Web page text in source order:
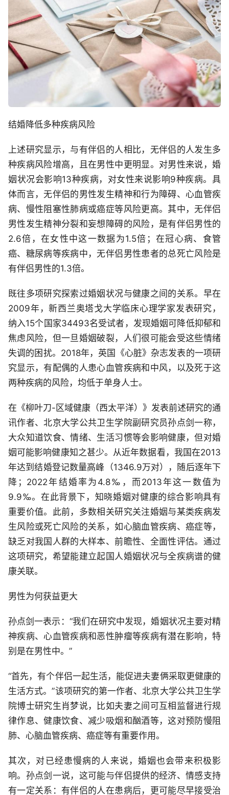
结婚降低多种疾病风险
上述研究显示，与有伴侣的人相比，无伴侣的人发生多
种疾病风险增高，且在男性中更明显。对男性来说，婚
姻状况会影响13种疾病，对女性来说影响9种疾病。具
体而言，无伴侣的男性发生精神和行为障碍、心血管疾
病、慢性阻塞性肺病或癌症等风险更高。其中，无伴侣
男性发生精神分裂和妄想障碍的风险，是有伴侣男性的
2.6倍，在女性中这一数据为1.5倍；在冠心病、食管
癌、糖尿病等疾病中，无伴侣男性患者的总死亡风险是
有伴侣男性的1.3倍。
既往多项研究探索过婚姻状况与健康之间的关系。早在
2009年，新西兰奥塔戈大学临床心理学家发表研究，
纳入15个国家34493名受试者，发现婚姻可降低抑郁和
焦虑风险，但一旦婚姻破裂，人们很可能会受这些情绪
失调的困扰。2018年，英国《心脏》杂志发表的一项研
究显示，有配偶的人患心血管疾病和中风，以及死于这
两种疾病的风险，均低于单身人士。
在《柳叶刀-区域健康（西太平洋）》发表前述研究的通
讯作者、北京大学公共卫生学院副研究员孙点剑一称，
大众知道饮食、情绪、生活习惯等会影响健康，但对婚
姻可能影响健康知之甚少。从近年数据看，我国在2013
年达到结婚登记数量高峰（1346.9万对），随后逐年下
降；2022年结婚率为4.8‰，而2013年这一数值为
9.9‰。在此背景下，知晓婚姻对健康的综合影响具有
重要价值。此前，多数相关研究关注婚姻与某类疾病发
生风险或死亡风险的关系，如心脑血管疾病、癌症等，
缺乏对我国人群的大样本、前瞻性、全面性评估。通过
这项研究，希望能建立起国人婚姻状况与全疾病谱的健
康关联。
男性为何获益更大
孙点剑一表示：“我们在研究中发现，婚姻状况主要对精
神疾病、心血管疾病和恶性肿瘤等疾病有潜在影响，特
别是在男性中。”
“首先，有个伴侣一起生活，能促进夫妻俩采取更健康的
生活方式。”该项研究的第一作者、北京大学公共卫生学
院博士研究生肖梦说，比如夫妻之间可互相监督进行规
律作息、健康饮食、减少吸烟和酗酒等，这对预防慢阻
肺、心脑血管疾病、癌症等有重要作用。
其次，对已经患慢病的人来说，婚姻也会带来积极影
响。孙点剑一说，这可能与伴侣提供的经济、情感支持
有一定关系：有伴侣的人在患病后，更可能尽早接受治